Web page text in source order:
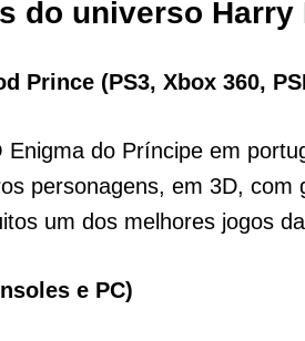
do universo Harry
Prince (PS3, Xbox 360,
do Príncipe em
personagens, em 3D, com
um dos melhores jogos
e PC)